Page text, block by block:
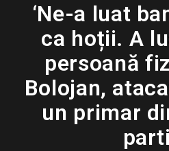
‘Ne-a luat
ca hoții. A
persoană
Bolojan,
un primar